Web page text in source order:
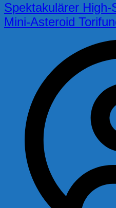
Spektakulärer High-
Mini-Asteroid